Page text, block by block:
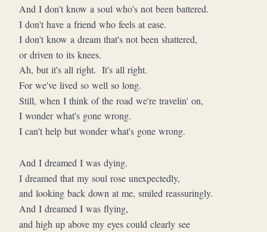
And I don't know a soul who's not been battered.
I don't have a friend who feels at ease.
I don't know a dream that's not been shattered,
or driven to its knees.
Ah, but it's all right.  It's all right.
For we've lived so well so long.
Still, when I think of the road we're travelin' on,
I wonder what's gone wrong.
I can't help but wonder what's gone wrong.
And I dreamed I was dying.
I dreamed that my soul rose unexpectedly,
and looking back down at me, smiled reassuringly.
And I dreamed I was flying,
and high up above my eyes could clearly see